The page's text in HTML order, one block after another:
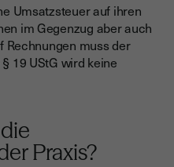
Umsatzsteuer auf ihren
im Gegenzug aber auch
Rechnungen muss der
19 UStG wird keine
Praxis?